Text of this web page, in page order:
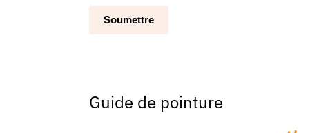
Guide de pointure